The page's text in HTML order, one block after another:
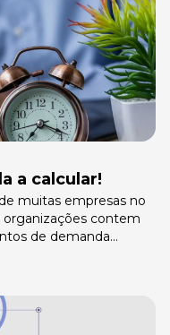
a calcular!
muitas empresas no
organizações contem
de demanda
têm a